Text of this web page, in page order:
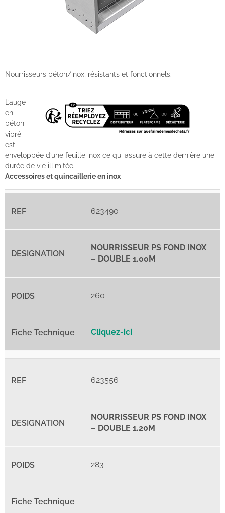
Nourrisseurs béton/inox, résistants et fonctionnels.
L’auge
en
béton
vibré
est
enveloppée d’une feuille inox ce qui assure à cette dernière une
durée de vie illimitée.
Accessoires et quincaillerie en inox
623490
NOURRISSEUR PS FOND INOX
– DOUBLE 1.00M
260
Cliquez-ici
623556
NOURRISSEUR PS FOND INOX
– DOUBLE 1.20M
283